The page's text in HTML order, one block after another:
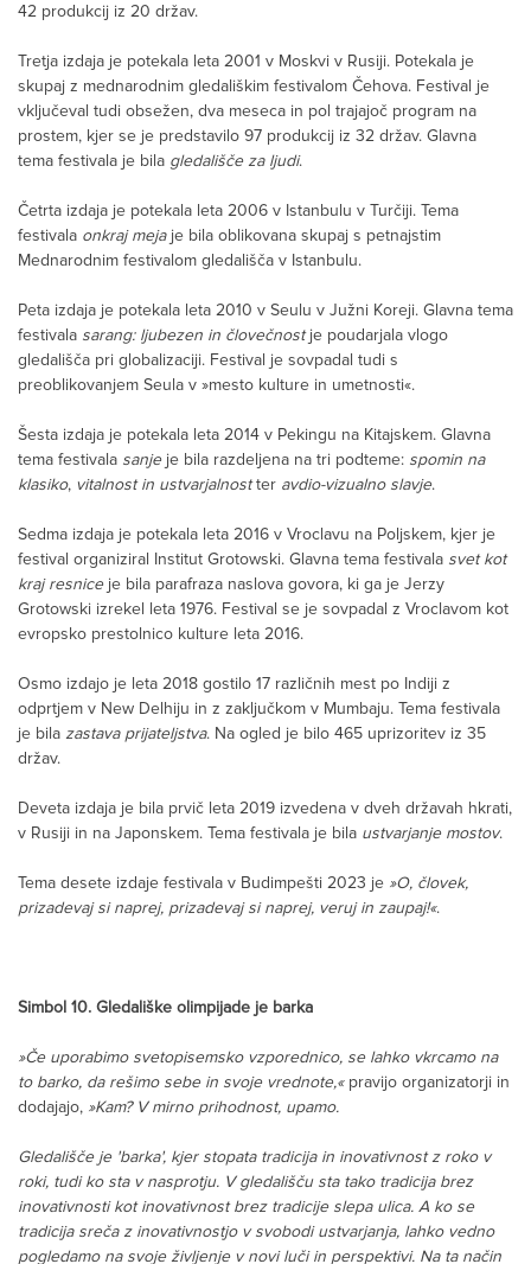
42 produkcij iz 20 držav.
Tretja izdaja je potekala leta 2001 v Moskvi v Rusiji. Potekala je
skupaj z mednarodnim gledališkim festivalom Čehova. Festival je
vključeval tudi obsežen, dva meseca in pol trajajoč program na
prostem, kjer se je predstavilo 97 produkcij iz 32 držav. Glavna
tema festivala je bila gledališče za ljudi.
Četrta izdaja je potekala leta 2006 v Istanbulu v Turčiji. Tema
festivala onkraj mejaje bila oblikovana skupaj s petnajstim
Mednarodnim festivalom gledališča v Istanbulu.
Peta izdaja je potekala leta 2010 v Seulu v Južni Koreji. Glavna tema
festivala sarang: ljubezen in človečnostje poudarjala vlogo
gledališča pri globalizaciji. Festival je sovpadal tudi s
preoblikovanjem Seula v »mesto kulture in umetnosti«.
Šesta izdaja je potekala leta 2014 v Pekingu na Kitajskem. Glavna
tema festivala sanje je bila razdeljena na tri podteme: spomin na
klasiko, vitalnost in ustvarjalnostter avdio-vizualno slavje.
Sedma izdaja je potekala leta 2016 v Vroclavu na Poljskem, kjer je
festival organiziral Institut Grotowski. Glavna tema festivala svet kot
kraj resniceje bila parafraza naslova govora, ki ga je Jerzy
Grotowski izrekel leta 1976. Festival se je sovpadal z Vroclavom kot
evropsko prestolnico kulture leta 2016.
Osmo izdajo je leta 2018 gostilo 17 različnih mest po Indiji z
odprtjem v New Delhiju in z zaključkom v Mumbaju. Tema festivala
je bila zastava prijateljstva. Na ogled je bilo 465 uprizoritev iz 35
držav.
Deveta izdaja je bila prvič leta 2019 izvedena v dveh državah hkrati,
v Rusiji in na Japonskem. Tema festivala je bila ustvarjanje mostov.
Tema desete izdaje festivala v Budimpešti 2023 je »O, človek,
prizadevaj si naprej, prizadevaj si naprej, veruj in zaupaj!«.
Simbol 10. Gledališke olimpijade je barka
»Če uporabimo svetopisemsko vzporednico, se lahko vkrcamo na
to barko, da rešimo sebe in svoje vrednote,«pravijo organizatorji in
dodajajo, »Kam? V mirno prihodnost, upamo.
Gledališče je 'barka', kjer stopata tradicija in inovativnost z roko v
roki, tudi ko sta v nasprotju. V gledališču sta tako tradicija brez
inovativnosti kot inovativnost brez tradicije slepa ulica. A ko se
tradicija sreča z inovativnostjo v svobodi ustvarjanja, lahko vedno
pogledamo na svoje življenje v novi luči in perspektivi. Na ta način